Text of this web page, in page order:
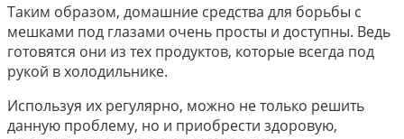
Таким образом, домашние средства для борьбы с
мешками под глазами очень просты и доступны. Ведь
готовятся они из тех продуктов, которые всегда под
рукой в холодильнике.
Используя их регулярно, можно не только решить
данную проблему, но и приобрести здоровую,